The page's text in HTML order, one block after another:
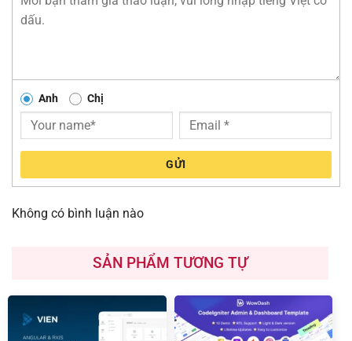
Anh Chị
GỬI
Không có bình luận nào
SẢN PHẨM TƯƠNG TỰ